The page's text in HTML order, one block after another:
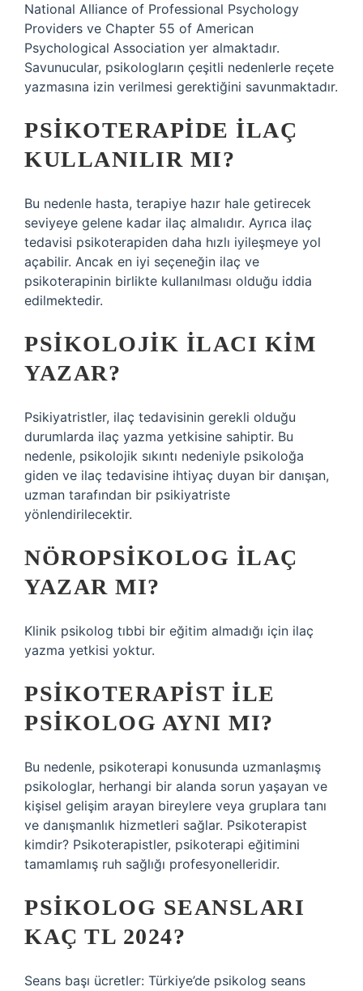
National Alliance of Professional Psychology
Providers ve Chapter 55 of American
Psychological Association yer almaktadır.
Savunucular, psikologların çeşitli nedenlerle reçete
yazmasına izin verilmesi gerektiğini savunmaktadır.
PSIKOTERAPIDE ILAÇ
KULLANILIR MI?
Bu nedenle hasta, terapiye hazır hale getirecek
seviyeye gelene kadar ilaç almalıdır. Ayrıca ilaç
tedavisi psikoterapiden daha hızlı iyileşmeye yol
açabilir. Ancak en iyi seçeneğin ilaç ve
psikoterapinin birlikte kullanılması olduğu iddia
edilmektedir.
PSIKOLOJIK ILACI KIM
YAZAR?
Psikiyatristler, ilaç tedavisinin gerekli olduğu
durumlarda ilaç yazma yetkisine sahiptir. Bu
nedenle, psikolojik sıkıntı nedeniyle psikoloğa
giden ve ilaç tedavisine ihtiyaç duyan bir danışan,
uzman tarafından bir psikiyatriste
yönlendirilecektir.
NÖROPSIKOLOG ILAÇ
YAZAR MI?
Klinik psikolog tıbbi bir eğitim almadığı için ilaç
yazma yetkisi yoktur.
PSIKOTERAPIST ILE
PSIKOLOG AYNI MI?
Bu nedenle, psikoterapi konusunda uzmanlaşmış
psikologlar, herhangi bir alanda sorun yaşayan ve
kişisel gelişim arayan bireylere veya gruplara tanı
ve danışmanlık hizmetleri sağlar. Psikoterapist
kimdir? Psikoterapistler, psikoterapi eğitimini
tamamlamış ruh sağlığı profesyonelleridir.
PSIKOLOG SEANSLARI
KAÇ TL 2024?
Seans başı ücretler: Türkiye’de psikolog seans